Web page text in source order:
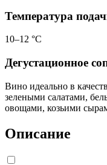
Температура
10–12 °С
Дегустационное
Вино идеально в
зелеными салатами,
овощами, козьими
Описание